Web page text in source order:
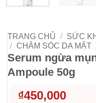
TRANG CHỦ / SỨC
/
CHĂM SÓC DA MẶT
Serum ngừa
Ampoule 50g
₫450,000